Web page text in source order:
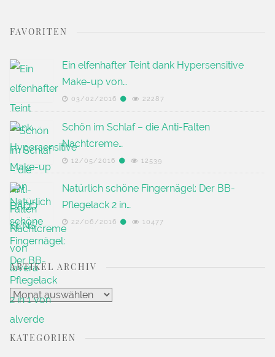
FAVORITEN
Ein elfenhafter Teint dank Hypersensitive
Make-up von…
03/02/2016 22287
Schön im Schlaf – die Anti-Falten
Nachtcreme…
12/05/2016 12539
Natürlich schöne Fingernägel: Der BB-
Pflegelack 2 in…
22/06/2016 10477
ARTIKEL ARCHIV
Artikel
Archiv
KATEGORIEN